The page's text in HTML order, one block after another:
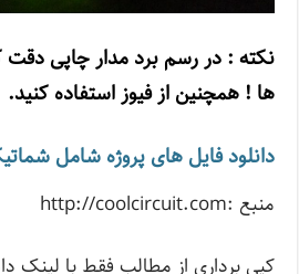
ها ! همچنین از فیوز استفاده کنید.
دانلود فایل های پروژه شامل
منبع :http://coolcircuit.com
کپی برداری از مطالب فقط با لینک